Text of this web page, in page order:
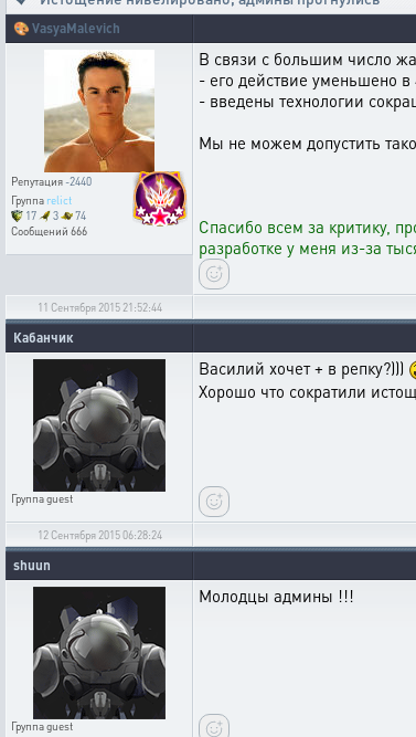
🎨 VasyaMalevich
Репутация-2440
Группа relict
17
3
74
Сообщений 666
В связи с большим число
- его действие уменьшено
- введены технологии
Мы не можем допустить
Спасибо всем за критику,
разработке у меня из-за
11 Сентября 2015 21:52:44
Кабанчик
Группаguest
Василий хочет + в репку?)))
Хорошо что сократили
12 Сентября 2015 06:28:24
shuun
Группаguest
Молодцы админы !!!